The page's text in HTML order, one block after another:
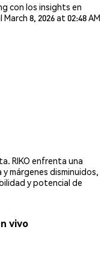
con los insights en
8, 2026 at 02:48 AM
RIKO enfrenta una
márgenes disminuidos,
y potencial de
vivo